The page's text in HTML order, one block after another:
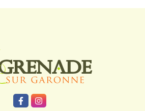
Lien vers le compte Facebook
Lien vers le compte